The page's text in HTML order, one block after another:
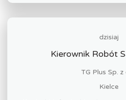
dzisiaj
Kierownik Robót
TG Plus Sp. z
Kielce